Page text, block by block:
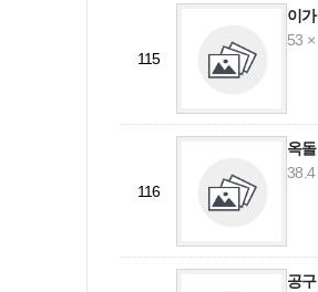
115
이
53
116
옥
38.4
공